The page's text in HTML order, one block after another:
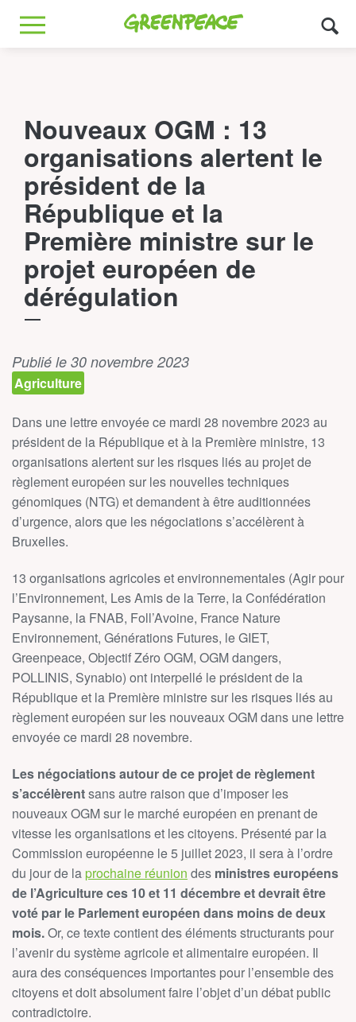
Greenpeace
MENU
Nouveaux OGM : 13
organisations alertent le
président de la
République et la
Première ministre sur le
projet européen de
dérégulation
Publié le 30 novembre 2023
Agriculture
Dans une lettre envoyée ce mardi 28 novembre 2023 au
président de la République et à la Première ministre, 13
organisations alertent sur les risques liés au projet de
règlement européen sur les nouvelles techniques
génomiques (NTG) et demandent à être auditionnées
d’urgence, alors que les négociations s’accélèrent à
Bruxelles.
13 organisations agricoles et environnementales (Agir pour
l’Environnement, Les Amis de la Terre, la Confédération
Paysanne, la FNAB, Foll’Avoine, France Nature
Environnement, Générations Futures, le GIET,
Greenpeace, Objectif Zéro OGM, OGM dangers,
POLLINIS, Synabio) ont interpellé le président de la
République et la Première ministre sur les risques liés au
règlement européen sur les nouveaux OGM dans une lettre
envoyée ce mardi 28 novembre.
Les négociations autour de ce projet de règlement
s’accélèrentsans autre raison que d’imposer les
nouveaux OGM sur le marché européen en prenant de
vitesse les organisations et les citoyens. Présenté par la
Commission européenne le 5 juillet 2023, il sera à l’ordre
du jour de laprochaine réunion des ministres européens
de l’Agriculture ces 10 et 11 décembre et devrait être
voté par le Parlement européen dans moins de deux
mois.Or, ce texte contient des éléments structurants pour
l’avenir du système agricole et alimentaire européen. Il
aura des conséquences importantes pour l’ensemble des
citoyens et doit absolument faire l’objet d’un débat public
contradictoire.